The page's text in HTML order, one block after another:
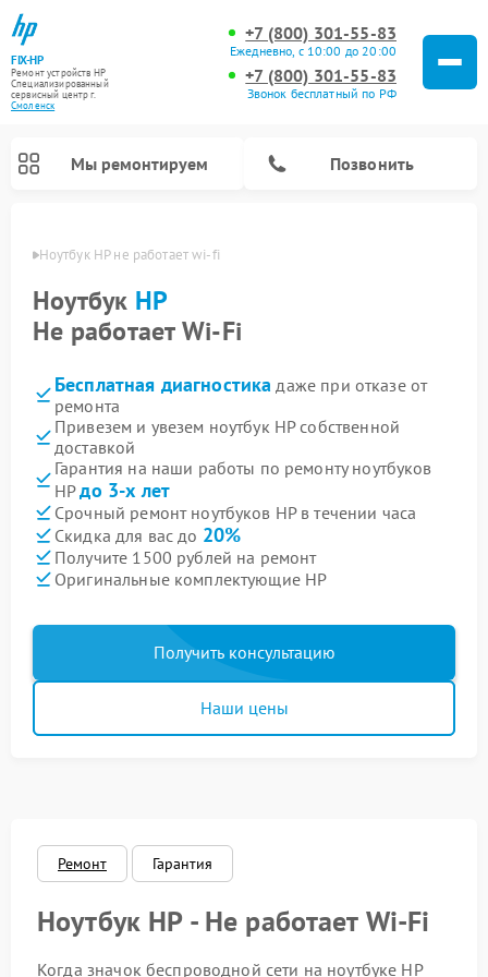
FIX-HP
Ремонт устройств HP
Специализированный
cервисный центр г.
Смоленск
+7 (800) 301-55-83
Ежедневно, с 10:00 до 20:00
+7 (800) 301-55-83
Звонок бесплатный по РФ
Мы ремонтируем Позвонить
Ноутбук HP не работает wi-fi
Ноутбук HP
Не работает Wi-Fi
Бесплатная диагностика даже при отказе от
ремонта
Привезем и увезем ноутбук HP собственной
доставкой
Гарантия на наши работы по ремонту ноутбуков
HPдо 3-х лет
Срочный ремонт ноутбуков HP в течении часа
Скидка для вас до 20%
Получите 1500 рублей на ремонт
Оригинальные комплектующие HP
Получить консультацию
Наши цены
Ремонт Гарантия
Ноутбук HP - Не работает Wi-Fi
Когда значок беспроводной сети на ноутбуке HP